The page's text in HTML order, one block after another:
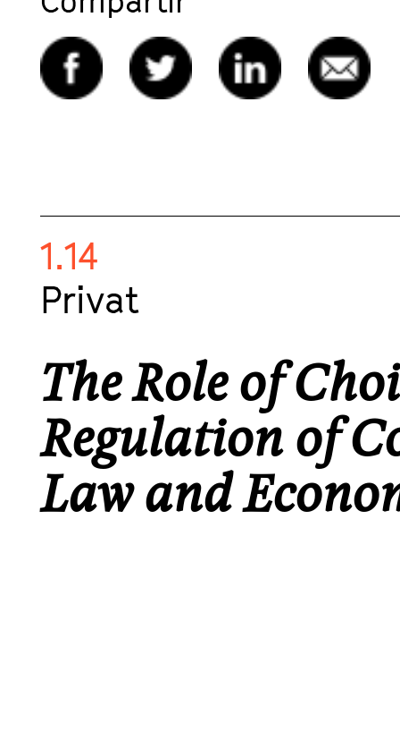
1.14
Privat
The Role of
Regulation of
Law and